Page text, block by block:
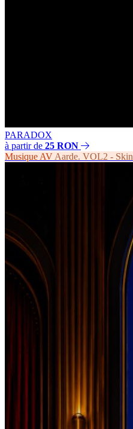
PARADOX
à partir de 25 RON
Musique AV Aarde. VOL2 - Skin